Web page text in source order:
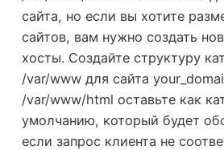
сайта, но если вы хотите
сайтов, вам нужно создать
хосты. Создайте структуру
/var/www для сайта
/var/www/html оставьте как
умолчанию, который будет
если запрос клиента не